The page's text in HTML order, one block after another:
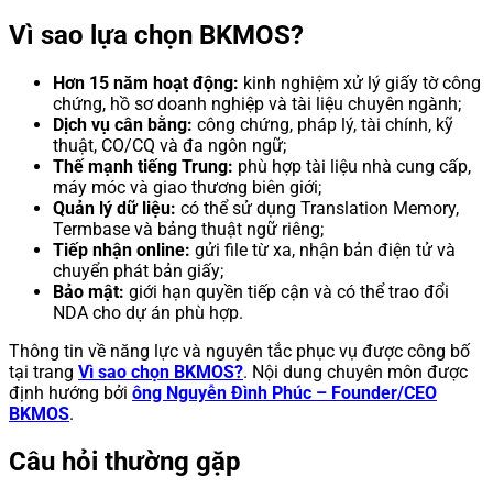
Vì sao lựa chọn BKMOS?
Hơn 15 năm hoạt động: kinh nghiệm xử lý giấy tờ công
chứng, hồ sơ doanh nghiệp và tài liệu chuyên ngành;
Dịch vụ cân bằng: công chứng, pháp lý, tài chính, kỹ
thuật, CO/CQ và đa ngôn ngữ;
Thế mạnh tiếng Trung: phù hợp tài liệu nhà cung cấp,
máy móc và giao thương biên giới;
Quản lý dữ liệu: có thể sử dụng Translation Memory,
Termbase và bảng thuật ngữ riêng;
Tiếp nhận online: gửi file từ xa, nhận bản điện tử và
chuyển phát bản giấy;
Bảo mật: giới hạn quyền tiếp cận và có thể trao đổi
NDA cho dự án phù hợp.
Thông tin về năng lực và nguyên tắc phục vụ được công bố
tại trang Vì sao chọn BKMOS?. Nội dung chuyên môn được
định hướng bởi ông Nguyễn Đình Phúc – Founder/CEO
BKMOS.
Câu hỏi thường gặp